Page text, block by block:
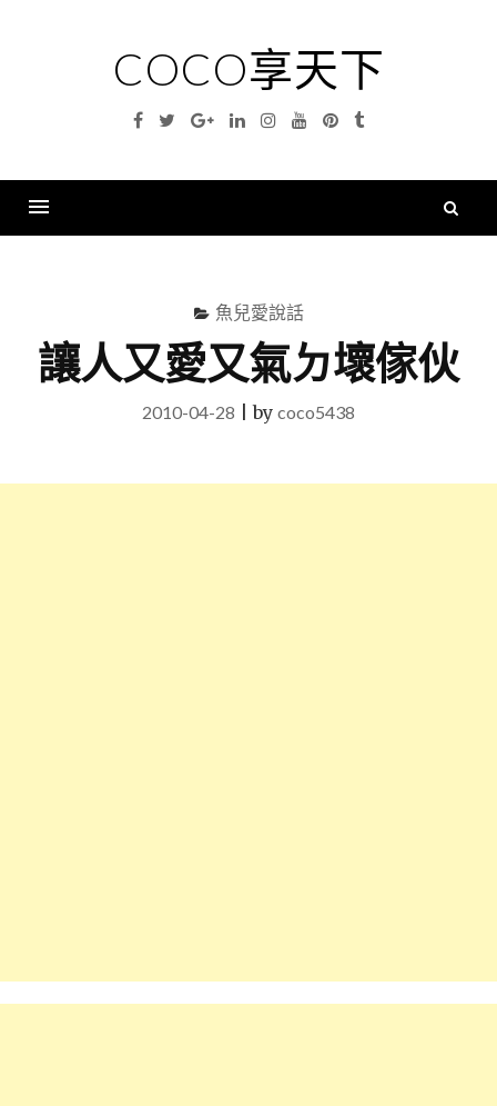
COCO享天下
Facebook
TwitterGoogleLinkedinInstagramYouTubePinterest
Tumblr
魚兒愛說話
讓人又愛又氣ㄉ壞傢伙
2010-04-28 |by coco5438